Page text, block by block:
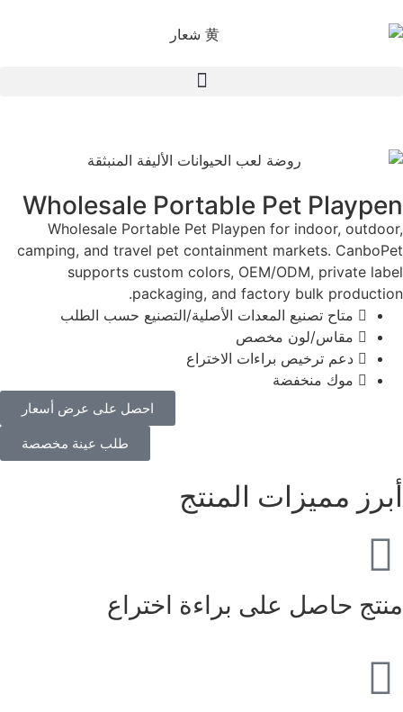
Wholesale Portable Pet Playpen
Wholesale Portable Pet Playpen for indoor, outdoor,
camping, and travel pet containment markets. CanboPet
supports custom colors, OEM/ODM, private label
packaging, and factory bulk production.
متاح تصنيع المعدات الأصلية/التصنيع حسب الطلب
مقاس/لون مخصص
دعم ترخيص براءات الاختراع
موك منخفضة
احصل على عرض أسعار
طلب عينة مخصصة
أبرز مميزات المنتج
منتج حاصل على براءة اختراع